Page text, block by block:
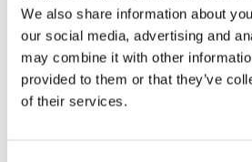
We also share information about
our social media, advertising and
may combine it with other
provided to them or that they’ve
of their services.
ruoasta ja palvelusta nostavat
Täällä herkullisuus ja laadukkuus
raaka-aineita enemmän kuin
saattaa esimerkiksi uida sulassa
ja norjalainen vaellusturska.